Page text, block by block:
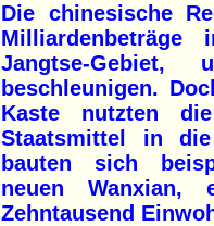
Die chinesische
Jangtse-
beschleunigen.
Kaste nutzten
Staatsmittel in
bauten sich
neuen Wanxian,
Zehntausend